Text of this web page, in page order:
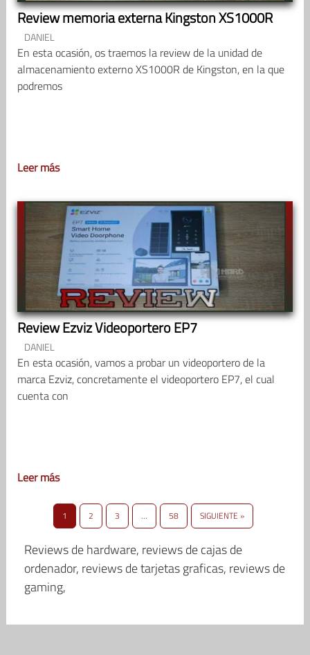
Review memoria externa Kingston XS1000R
DANIEL
En esta ocasión, os traemos la review de la unidad de
almacenamiento externo XS1000R de Kingston, en la que
podremos
Leer más
Review Ezviz Videoportero EP7
DANIEL
En esta ocasión, vamos a probar un videoportero de la
marca Ezviz, concretamente el videoportero EP7, el cual
cuenta con
Leer más
1 2 3 … 58 SIGUIENTE »
Reviews de hardware, reviews de cajas de
ordenador, reviews de tarjetas graficas, reviews de
gaming,